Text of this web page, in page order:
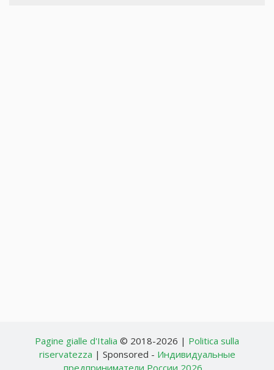
Pagine gialle d'Italia © 2018-2026 | Politica sulla
riservatezza | Sponsored - Индивидуальные
предприниматели России 2026